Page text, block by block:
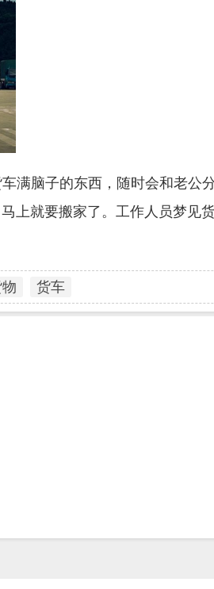
满脑子的东西，随时会和老公
上就要搬家了。工作人员梦见
货车